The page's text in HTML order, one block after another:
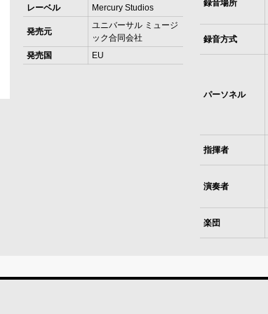
レーベル Mercury Studios
発売元
ユニバーサル ミュージ
ック合同会社
発売国
EU
録音場所
録音方式
パーソネル
指揮者
演奏者
楽団